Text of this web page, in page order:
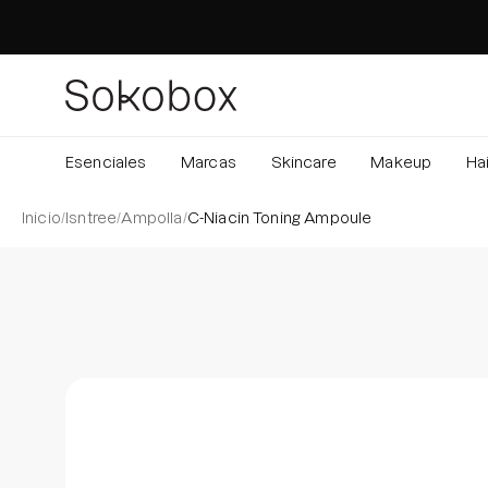
contenido
Esenciales Marcas Skincare Makeup
Inicio/Isntree/Ampolla/C-Niacin Toning Ampoule